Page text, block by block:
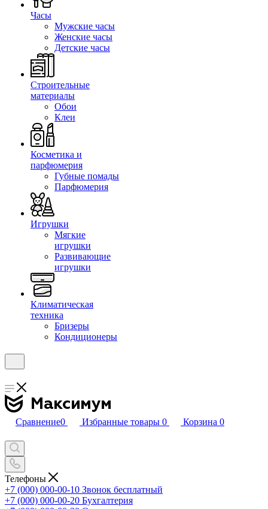
Часы
Мужские часы
Женские часы
Детские часы
Строительные
материалы
Обои
Клеи
Косметика и
парфюмерия
Губные помады
Парфюмерия
Игрушки
Мягкие
игрушки
Развивающие
игрушки
Климатическая
техника
Бризеры
Кондиционеры
Сравнение0 Избранные товары 0 Корзина 0
Телефоны
+7 (000) 000-00-10 Звонок бесплатный
+7 (000) 000-00-20 Бухгалтерия